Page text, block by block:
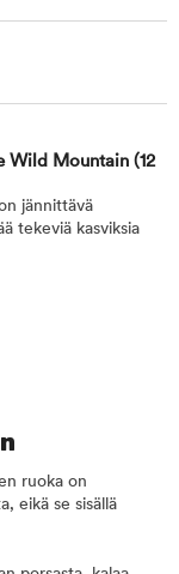
Wild Mountain (12
jännittävä
tekeviä kasviksia
ruoka on
eikä se sisällä